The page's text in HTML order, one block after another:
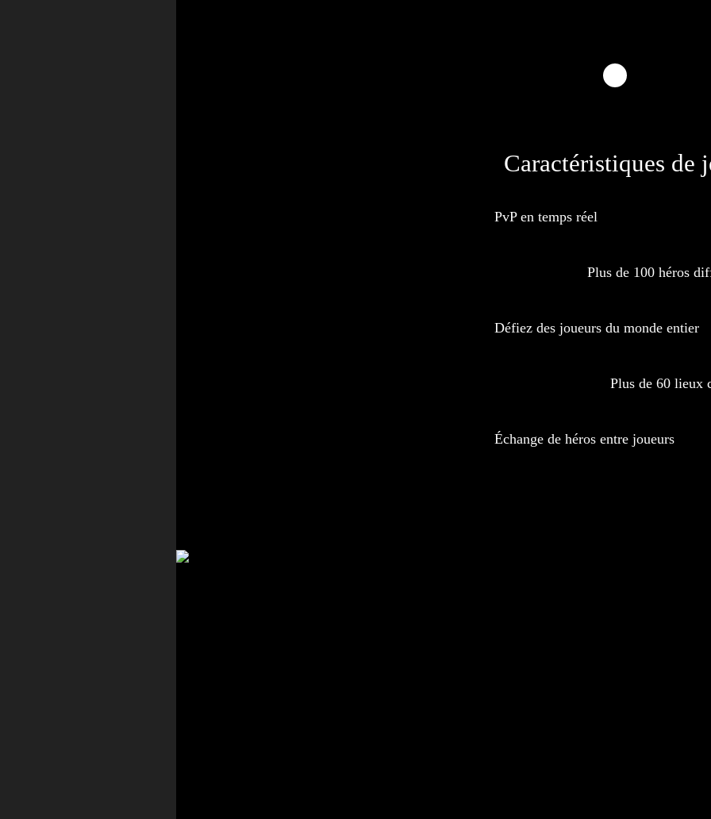
Caractéristiques de
PvP en temps réel
Plus de 100 héros
Défiez des joueurs du monde entier
Plus de 60 lieux
Échange de héros entre joueurs